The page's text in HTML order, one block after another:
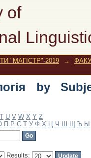
of by Subject
"МАГІСТР"-2019 →
by
T U V W X Y Z
П Р С Т У Ф Х Ц Ч Ш Щ Ъ Ы
Results: